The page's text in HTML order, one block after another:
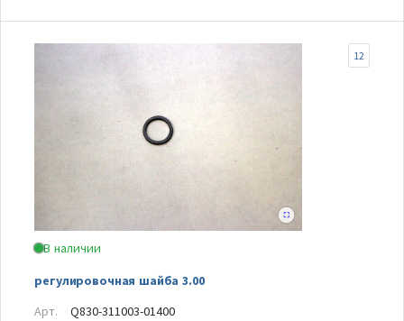
В наличии
регулировочная шайба 3.00
12
Арт.
Q830-311003-01400